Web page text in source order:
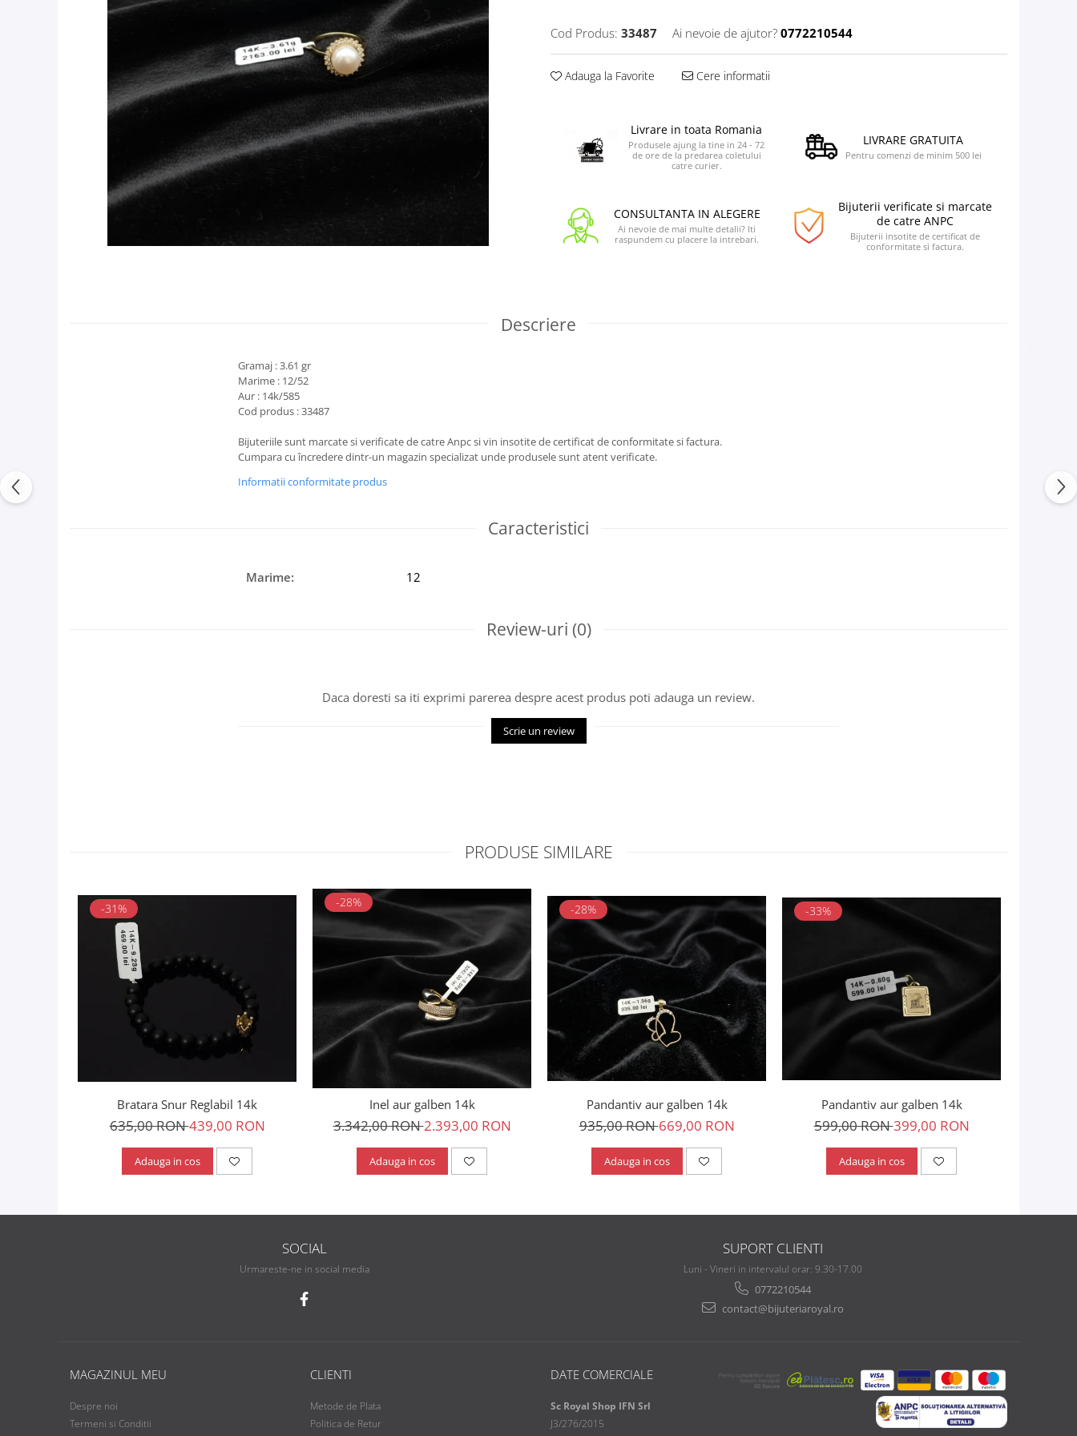
Cod Produs: 33487 Ai nevoie de ajutor? 0772210544
Adauga la Favorite Cere informatii
Livrare in toata Romania
Produsele ajung la tine in 24 - 72
de ore de la predarea coletului
catre curier.
LIVRARE GRATUITA
Pentru comenzi de minim 500 lei
CONSULTANTA IN ALEGERE
Ai nevoie de mai multe detalii? Iti
raspundem cu placere la intrebari.
Bijuterii verificate si marcate
de catre ANPC
Bijuterii insotite de certificat de
conformitate si factura.
Descriere
Gramaj : 3.61 gr
Marime : 12/52
Aur : 14k/585
Cod produs : 33487
Bijuteriile sunt marcate si verificate de catre Anpc si vin insotite de certificat de conformitate si factura.
Cumpara cu încredere dintr-un magazin specializat unde produsele sunt atent verificate.
Informatii conformitate produs
Caracteristici
Marime: 12
Review-uri (0)
Daca doresti sa iti exprimi parerea despre acest produs poti adauga un review.
Scrie un review
PRODUSE SIMILARE
-31%
Bratara Snur Reglabil 14k
635,00 RON439,00 RON
Adauga in cos
-28%
Inel aur galben 14k
3.342,00 RON2.393,00 RON
Adauga in cos
-28%
Pandantiv aur galben 14k
935,00 RON669,00 RON
Adauga in cos
-33%
Pandantiv aur galben 14k
599,00 RON399,00 RON
Adauga in cos
SOCIAL
Urmareste-ne in social media
SUPORT CLIENTI
Luni - Vineri in intervalul orar: 9.30-17.00
0772210544
contact@bijuteriaroyal.ro
MAGAZINUL MEU
Despre noi
Termeni si Conditii
CLIENTI
Metode de Plata
Politica de Retur
DATE COMERCIALE
Sc Royal Shop IFN Srl
J3/276/2015